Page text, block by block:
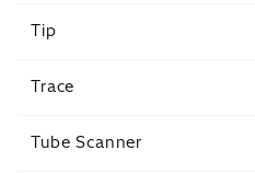
Tip
Trace
Tube Scanner